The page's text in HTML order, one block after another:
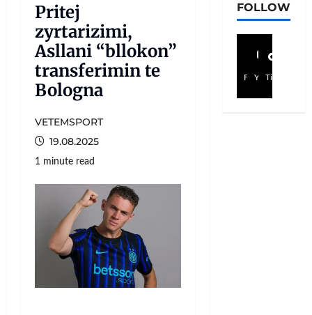
Pritej
zyrtarizimi,
Asllani “bllokon”
transferimin te
Bologna
VETEMSPORT
19.08.2025
1 minute read
FOLLOW
Facebook
YouTube
TikTok